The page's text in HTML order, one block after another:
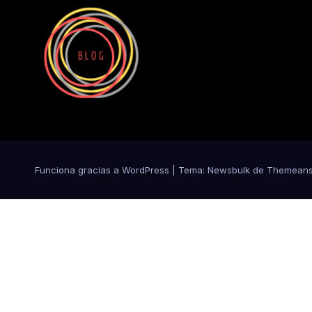
Funciona gracias a WordPress Tema: Newsbulk de